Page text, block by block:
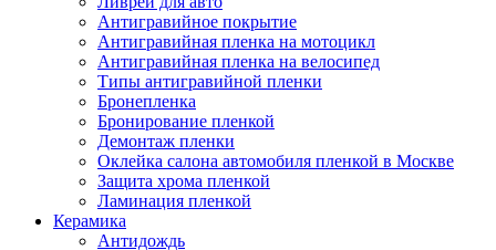
Антигравийное покрытие
Антигравийная пленка на мотоцикл
Антигравийная пленка на велосипед
Типы антигравийной пленки
Бронепленка
Бронирование пленкой
Демонтаж пленки
Оклейка салона автомобиля пленкой в Москве
Защита хрома пленкой
Ламинация пленкой
Керамика
Антидождь